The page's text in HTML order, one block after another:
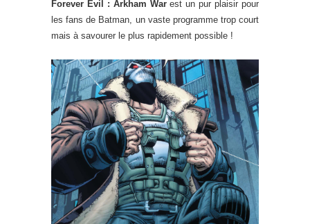
Forever Evil : Arkham Warest un pur plaisir pour
les fans de Batman, un vaste programme trop court
mais à savourer le plus rapidement possible !